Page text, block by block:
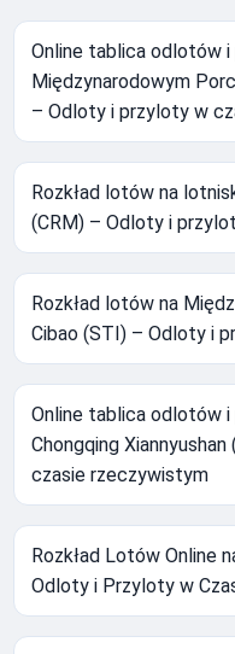
Online tablica odlotów
Międzynarodowym
– Odloty i przyloty w
Rozkład lotów na
(CRM) – Odloty i
Rozkład lotów na
Cibao (STI) – Odloty i
Online tablica odlotów
Chongqing
czasie rzeczywistym
Rozkład Lotów Online
Odloty i Przyloty w